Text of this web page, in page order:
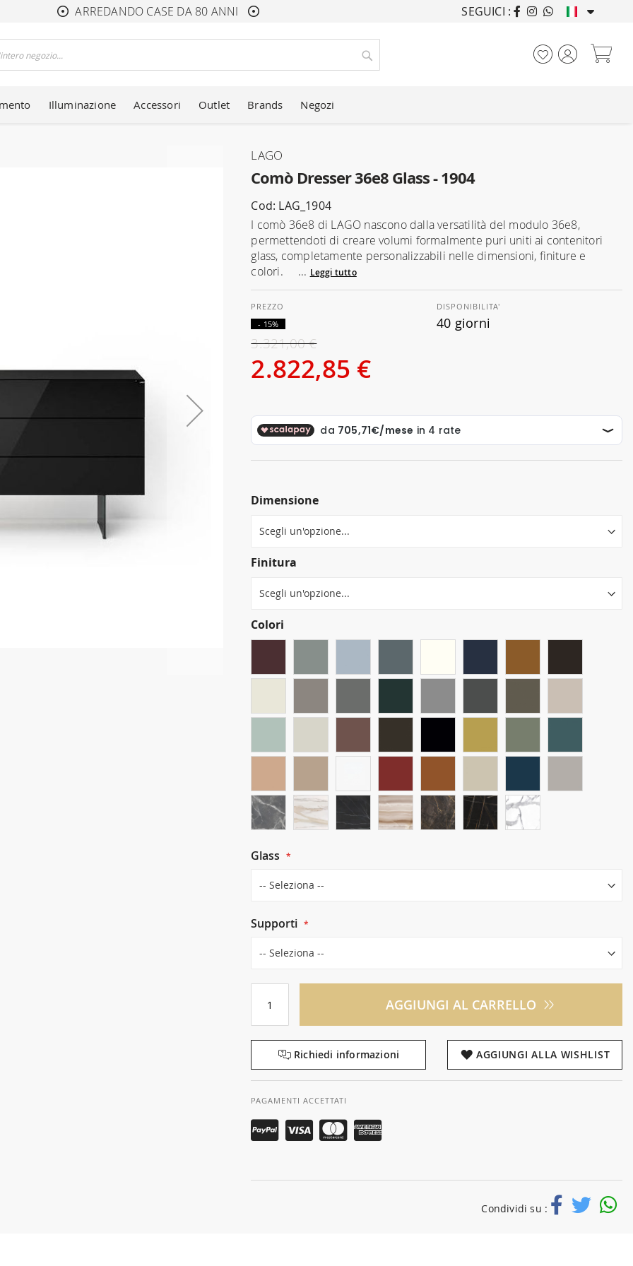
ARREDANDO CASE DA 80 ANNI ARREDANDO CASE
SEGUICI :
Cerca
Illuminazione Accessori Outlet Brands Negozi
Comò Dresser 36e8 Glass - 1904
LAGO
Cod: LAG_1904
I comò 36e8 di LAGO nascono dalla versatilità del modulo 36e8,
permettendoti di creare volumi formalmente puri uniti ai contenitori
glass, completamente personalizzabili nelle dimensioni, finiture e
colori. ... Leggi tutto
2.822,85 €
3.321,00 €
- 15%
DISPONIBILITA'
40 giorni
Dimensione
Finitura
Colori
Glass
Supporti
AGGIUNGI AL CARRELLO
Richiedi informazioni AGGIUNGI ALLA WISHLIST
PAGAMENTI ACCETTATI
Condividi su :